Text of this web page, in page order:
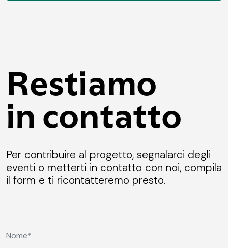
Restiamo
in contatto
Per contribuire al progetto, segnalarci degli
eventi o metterti in contatto con noi, compila
il form e ti ricontatteremo presto.